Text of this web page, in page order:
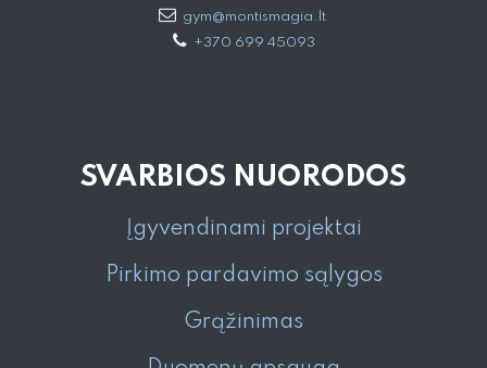
gym@montismagia.lt
+370 699 45093
SVARBIOS NUORODOS
Įgyvendinami projektai
Pirkimo pardavimo sąlygos
Grąžinimas